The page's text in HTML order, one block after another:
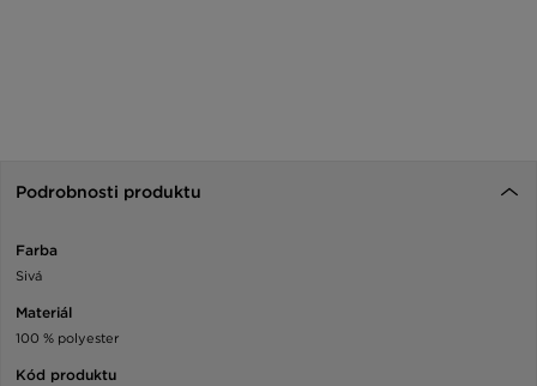
Podrobnosti produktu
Farba
Sivá
Materiál
100 % polyester
Kód produktu